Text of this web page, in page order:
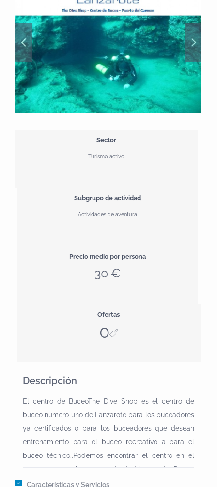
Sector
Turismo activo
Subgrupo de actividad
Actividades de aventura
Precio medio por persona
30 €
Ofertas
0
Descripción
El centro de BuceoThe Dive Shop es el centro de
buceo numero uno de Lanzarote para los buceadores
ya certificados o para los buceadores que desean
entrenamiento para el buceo recreativo a para el
buceo técnico..Podemos encontrar el centro en el
centro comercial mas grande de Matagorda, Puerto
Del Carmen en la isla hermosa de Lanzarote, islas
Características y Servicios